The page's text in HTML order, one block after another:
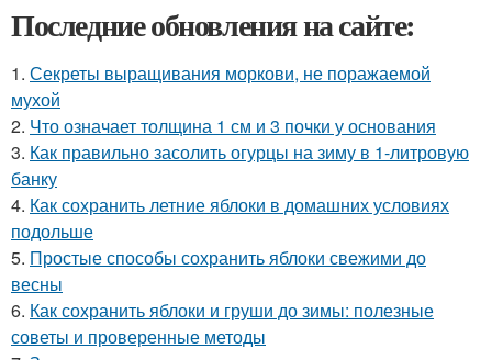
Последние обновления на сайте:
1. Секреты выращивания моркови, не поражаемой
мухой
2. Что означает толщина 1 см и 3 почки у основания
3. Как правильно засолить огурцы на зиму в 1-литровую
банку
4. Как сохранить летние яблоки в домашних условиях
подольше
5. Простые способы сохранить яблоки свежими до
весны
6. Как сохранить яблоки и груши до зимы: полезные
советы и проверенные методы